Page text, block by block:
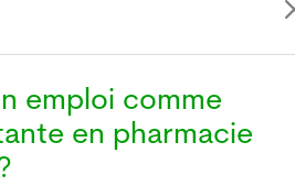
emploi comme
en pharmacie